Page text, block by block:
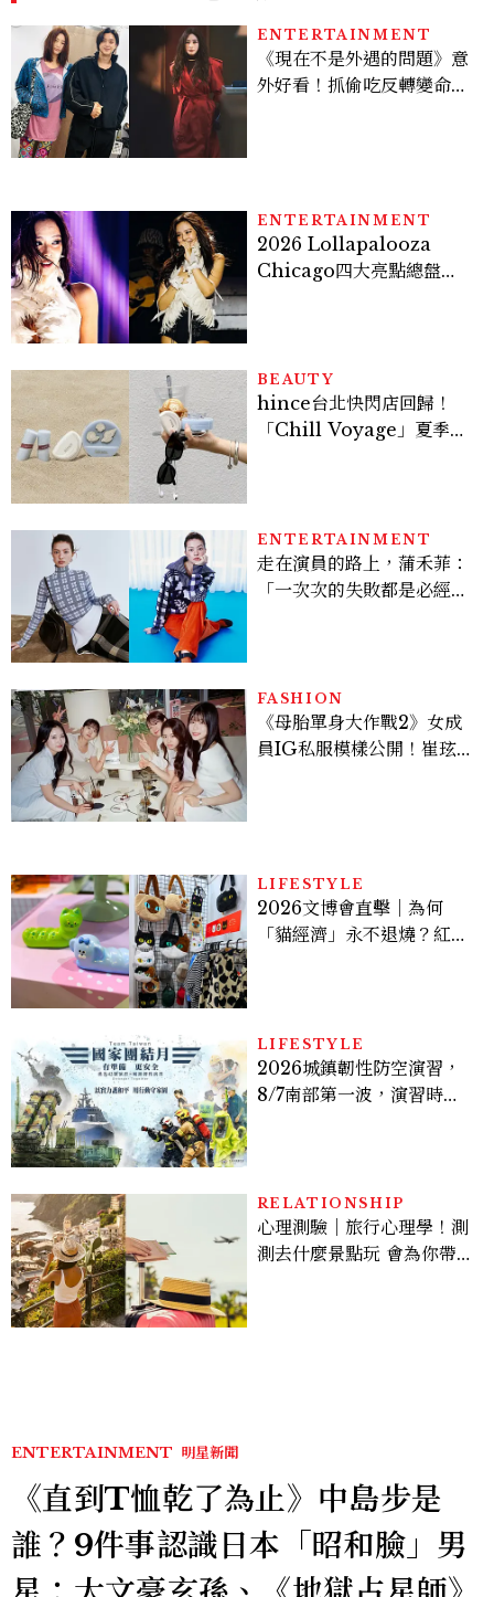
ENTERTAINMENT
《現在不是外遇的問題》意
外好看！抓偷吃反轉變命
ENTERTAINMENT
2026 Lollapalooza
Chicago四大亮點總盤
BEAUTY
hince台北快閃店回歸！
「Chill Voyage」夏季限
ENTERTAINMENT
走在演員的路上，蒲禾菲：
「一次次的失敗都是必經過
FASHION
《母胎單身大作戰2》女成
員IG私服模樣公開！崔玹諝
LIFESTYLE
2026文博會直擊｜為何
「貓經濟」永不退燒？紅到
LIFESTYLE
2026城鎮韌性防空演習，
8/7南部第一波，演習時
RELATIONSHIP
心理測驗｜旅行心理學！測
測去什麼景點玩 會為你帶來
ENTERTAINMENT 明星新聞
《直到T恤乾了為止》中島步是
誰？9件事認識日本「昭和臉」男